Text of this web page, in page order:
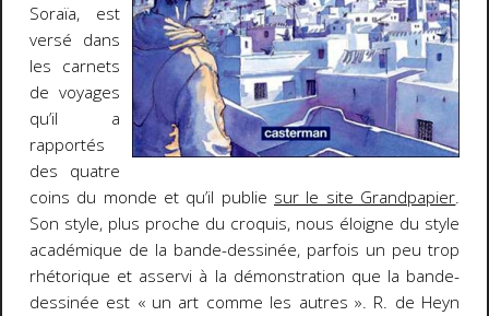
Soraïa, est
versé dans
les carnets
de voyages
qu’il a
rapportés
des quatre
coins du monde et qu’il publie sur le site Grandpapier.
Son style, plus proche du croquis, nous éloigne du style
académique de la bande-dessinée, parfois un peu trop
rhétorique et asservi à la démonstration que la bande-
dessinée est « un art comme les autres ». R. de Heyn